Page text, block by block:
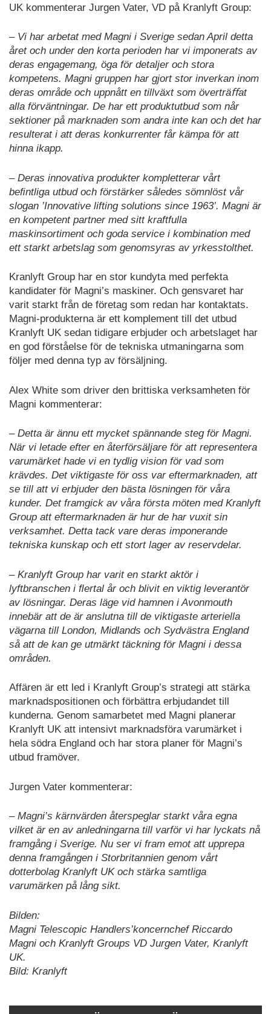
UK kommenterar Jurgen Vater, VD på Kranlyft Group:
– Vi har arbetat med Magni i Sverige sedan April detta
året och under den korta perioden har vi imponerats av
deras engagemang, öga för detaljer och stora
kompetens. Magni gruppen har gjort stor inverkan inom
deras område och uppnått en tillväxt som överträﬀat
alla förväntningar. De har ett produktutbud som når
sektioner på marknaden som andra inte kan och det har
resulterat i att deras konkurrenter får kämpa för att
hinna ikapp.
– Deras innovativa produkter kompletterar vårt
beﬁntliga utbud och förstärker således sömnlöst vår
slogan ’Innovative lifting solutions since 1963’. Magni är
en kompetent partner med sitt kraftfulla
maskinsortiment och goda service i kombination med
ett starkt arbetslag som genomsyras av yrkesstolthet.
Kranlyft Group har en stor kundyta med perfekta
kandidater för Magni’s maskiner. Och gensvaret har
varit starkt från de företag som redan har kontaktats.
Magni-produkterna är ett komplement till det utbud
Kranlyft UK sedan tidigare erbjuder och arbetslaget har
en god förståelse för de tekniska utmaningarna som
följer med denna typ av försäljning.
Alex White som driver den brittiska verksamheten för
Magni kommenterar:
– Detta är ännu ett mycket spännande steg för Magni.
När vi letade efter en återförsäljare för att representera
varumärket hade vi en tydlig vision för vad som
krävdes. Det viktigaste för oss var eftermarknaden, att
se till att vi erbjuder den bästa lösningen för våra
kunder. Det framgick av våra första möten med Kranlyft
Group att eftermarknaden är hur de har vuxit sin
verksamhet. Detta tack vare deras imponerande
tekniska kunskap och ett stort lager av reservdelar.
– Kranlyft Group har varit en starkt aktör i
lyftbranschen i ﬂertal år och blivit en viktig leverantör
av lösningar. Deras läge vid hamnen i Avonmouth
innebär att de är anslutna till de viktigaste arteriella
vägarna till London, Midlands och Sydvästra England
så att de kan ge utmärkt täckning för Magni i dessa
områden.
Affären är ett led i Kranlyft Group’s strategi att stärka
marknadspositionen och förbättra erbjudandet till
kunderna. Genom samarbetet med Magni planerar
Kranlyft UK att intensivt marknadsföra varumärket i
hela södra England och har stora planer för Magni’s
utbud framöver.
Jurgen Vater kommenterar:
– Magni’s kärnvärden återspeglar starkt våra egna
vilket är en av anledningarna till varför vi har lyckats nå
framgång i Sverige. Nu ser vi fram emot att upprepa
denna framgången i Storbritannien genom vårt
dotterbolag Kranlyft UK och stärka samtliga
varumärken på lång sikt.
Bilden:
Magni Telescopic Handlers’koncernchef Riccardo
Magni och Kranlyft Groups VD Jurgen Vater, Kranlyft
UK.
Bild: Kranlyft